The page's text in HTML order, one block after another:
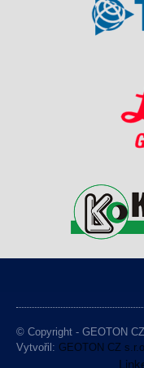
© Copyright - GEOTON
Vytvořil: GEOTON CZ s.r.o.